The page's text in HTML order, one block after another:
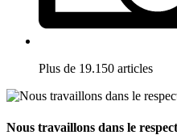
Plus de 19.150 articles
Nous travaillons dans le